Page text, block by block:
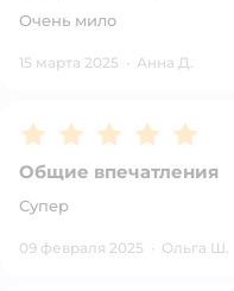
Очень мило
15 марта 2025 · Анна Д.
Рейтинг:5
Общие впечатления
Супер
09 февраля 2025 · Ольга Ш.